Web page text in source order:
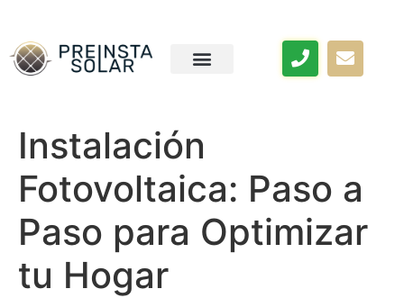
Instalación
Fotovoltaica: Paso a
Paso para Optimizar
tu Hogar